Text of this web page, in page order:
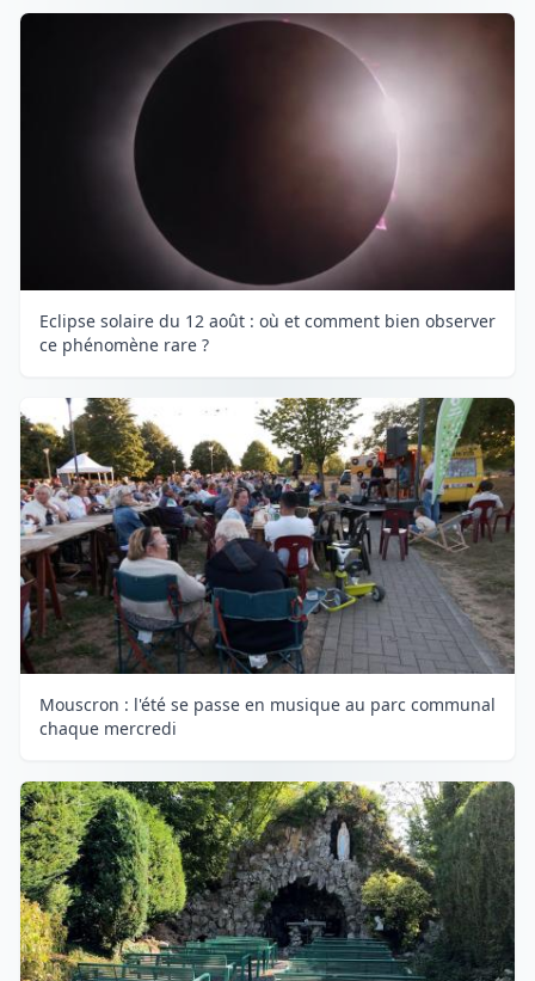
Eclipse solaire du 12 août : où et comment bien observer
ce phénomène rare ?
Mouscron : l'été se passe en musique au parc communal
chaque mercredi